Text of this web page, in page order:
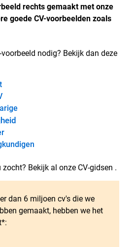
rechts gemaakt met onze
goede CV-voorbeelden zoals
voorbeeld nodig? Bekijk dan deze
Bekijk al onze CV-gidsen .
dan 6 miljoen cv's die we
gemaakt, hebben we het